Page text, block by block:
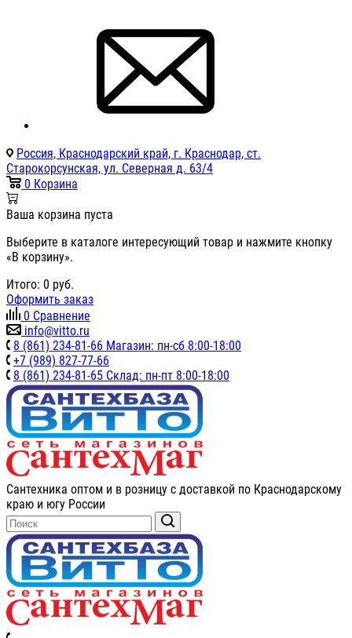
Россия, Краснодарский край, г. Краснодар, ст.
Старокорсунская, ул. Северная д. 63/4
0 Корзина
Ваша корзина пуста
Выберите в каталоге интересующий товар и нажмите кнопку
«В корзину».
Итого: 0 руб.
Оформить заказ
0 Сравнение
info@vitto.ru
8 (861) 234-81-66 Магазин: пн-сб 8:00-18:00
+7 (989) 827-77-66
8 (861) 234-81-65 Склад: пн-пт 8:00-18:00
Сантехника оптом и в розницу с доставкой по Краснодарскому
краю и югу России